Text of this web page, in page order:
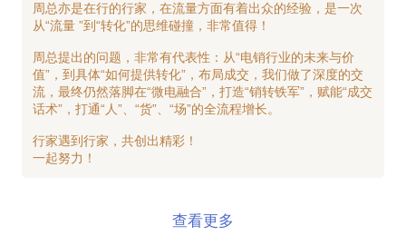
周总亦是在行的行家，在流量方面有着出众的经验，是一次
从“流量 ”到“转化”的思维碰撞，非常值得！
周总提出的问题，非常有代表性：从“电销行业的未来与价
值”，到具体“如何提供转化”，布局成交，我们做了深度的交
流，最终仍然落脚在“微电融合”，打造“销转铁军”，赋能“成交
话术”，打通“人”、“货”、“场”的全流程增长。
行家遇到行家，共创出精彩！
查看更多